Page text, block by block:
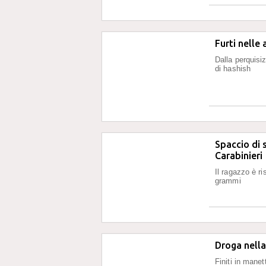
Furti nelle
Dalla
di hashish
Spaccio di
Carabinieri
Il ragazzo è
grammi
Droga
Finiti in